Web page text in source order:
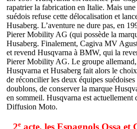
rapatrier la fabrication en Italie. Mais
suédois refuse cette délocalisation et
Husaberg. L’aventure ne dure pas, en
Pierer Mobility AG (qui possède la
Husaberg. Finalement, Cagiva MV
et revend Husqvarna à BMW, qui la
Pierer Mobility AG. Le groupe
Husqvarna et Husaberg fait alors le
de réconcilier les deux équipes
doublons, de conserver la marque
en sommeil. Husqvarna est
Diffusion Moto.
2e acte, les Espagnols Ossa et